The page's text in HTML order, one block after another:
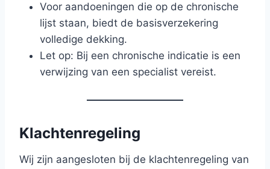
Voor aandoeningen die op de chronische
lijst staan, biedt de basisverzekering
volledige dekking.
Let op: Bij een chronische indicatie is een
verwijzing van een specialist vereist.
Klachtenregeling
Wij zijn aangesloten bij de klachtenregeling van